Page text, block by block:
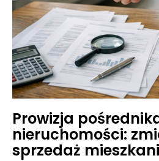
Prowizja
nieruchomości:
sprzedaż